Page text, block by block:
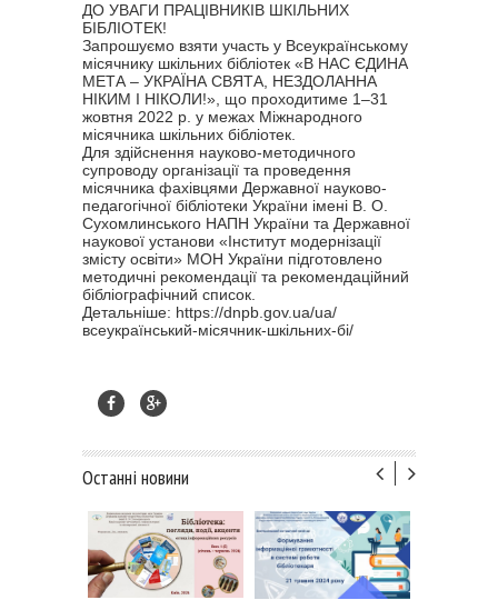
ДО УВАГИ ПРАЦІВНИКІВ ШКІЛЬНИХ
БІБЛІОТЕК!
Запрошуємо взяти участь у Всеукраїнському
місячнику шкільних бібліотек «В НАС ЄДИНА
МЕТА – УКРАЇНА СВЯТА, НЕЗДОЛАННА
НІКИМ І НІКОЛИ!», що проходитиме 1–31
жовтня 2022 р. у межах Міжнародного
місячника шкільних бібліотек.
Для здійснення науково-методичного
супроводу організації та проведення
місячника фахівцями Державної науково-
педагогічної бібліотеки України імені В. О.
Сухомлинського НАПН України та Державної
наукової установи «Інститут модернізації
змісту освіти» МОН України підготовлено
методичні рекомендації та рекомендаційний
бібліографічний список.
Детальніше: https://dnpb.gov. ua/ua/
всеукраїнський-місячник-шкільних-бі/
Останні новини